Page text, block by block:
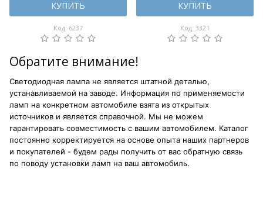
КУПИТЬ
Код: 6237
КУПИТЬ
Код: 3321
Обратите внимание!
Светодиодная лампа не является штатной деталью,
устанавливаемой на заводе. Информация по применяемости
ламп на конкретном автомобиле взята из открытых
источников и является справочной. Мы не можем
гарантировать совместимость с вашим автомобилем. Каталог
постоянно корректируется на основе опыта наших партнеров
и покупателей - будем рады получить от вас обратную связь
по поводу установки ламп на ваш автомобиль.